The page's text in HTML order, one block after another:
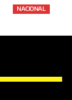
NACIONAL